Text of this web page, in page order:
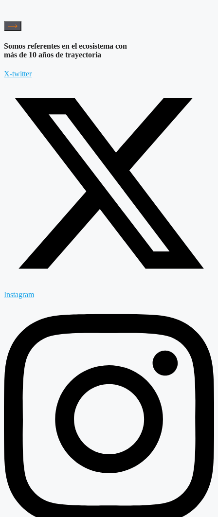
Somos referentes en el ecosistema con
más de 10 años de trayectoria
X-twitter
Instagram